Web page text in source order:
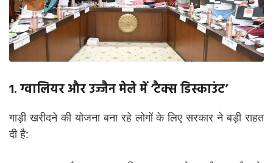
1. ग्वालियर और उज्जैन मेले में ‘टैक्स डिस्काउंट’
गाड़ी खरीदने की योजना बना रहे लोगों के लिए सरकार ने बड़ी राहत
दी है: